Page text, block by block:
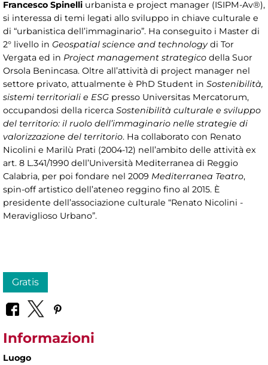
Francesco Spinelli urbanista e project manager (ISIPM-Av®),
si interessa di temi legati allo sviluppo in chiave culturale e
di “urbanistica dell’immaginario”. Ha conseguito i Master di
2° livello in Geospatial science and technologydi Tor
Vergata ed in Project management strategico della Suor
Orsola Benincasa. Oltre all’attività di project manager nel
settore privato, attualmente è PhD Student in Sostenibilità,
sistemi territoriali e ESG presso Universitas Mercatorum,
occupandosi della ricerca Sostenibilità culturale e sviluppo
del territorio: il ruolo dell’immaginario nelle strategie di
valorizzazione del territorio. Ha collaborato con Renato
Nicolini e Marilù Prati (2004-12) nell’ambito delle attività ex
art. 8 L.341/1990 dell’Università Mediterranea di Reggio
Calabria, per poi fondare nel 2009 Mediterranea Teatro,
spin-off artistico dell’ateneo reggino fino al 2015. È
presidente dell’associazione culturale “Renato Nicolini -
Meraviglioso Urbano”.
Gratis
Informazioni
Luogo